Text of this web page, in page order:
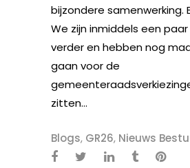
bijzondere samenwerking.
We zijn inmiddels een
verder en hebben nog
gaan voor de
zitten...
Blogs, GR26, Nieuws